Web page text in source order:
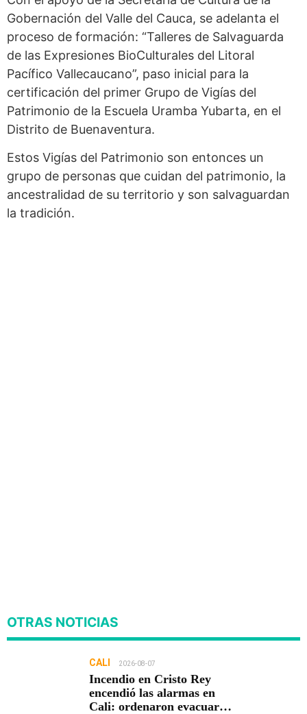
Gobernación del Valle del Cauca, se adelanta el
proceso de formación: “Talleres de Salvaguarda
de las Expresiones BioCulturales del Litoral
Pacífico Vallecaucano”, paso inicial para la
certificación del primer Grupo de Vigías del
Patrimonio de la Escuela Uramba Yubarta, en el
Distrito de Buenaventura.
Estos Vigías del Patrimonio son entonces un
grupo de personas que cuidan del patrimonio, la
ancestralidad de su territorio y son salvaguardan
la tradición.
OTRAS NOTICIAS
CALI 2026-08-07
Incendio en Cristo Rey
encendió las alarmas en
Cali: ordenaron evacuar